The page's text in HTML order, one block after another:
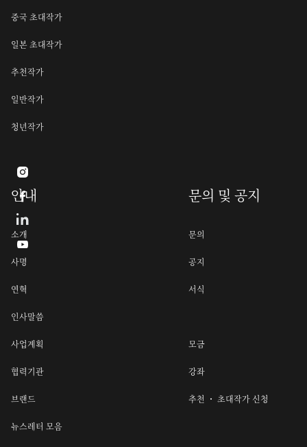
중국 초대작가
일본 초대작가
추천작가
일반작가
청년작가
안내
소개
사명
연혁
인사말씀
사업계획
협력기관
브랜드
뉴스레터 모음
문의 및 공지
문의
공지
서식
모금
강좌
추천 ・ 초대작가 신청


